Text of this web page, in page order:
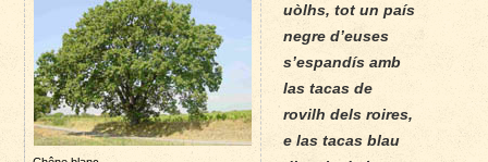
uòlhs, tot un país
negre d’euses
s’espandís amb
las tacas de
rovilh dels roires,
e las tacas blau